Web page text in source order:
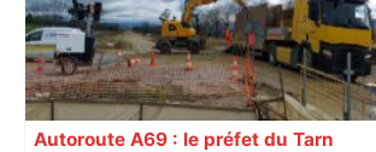
Autoroute A69 : le préfet du Tarn